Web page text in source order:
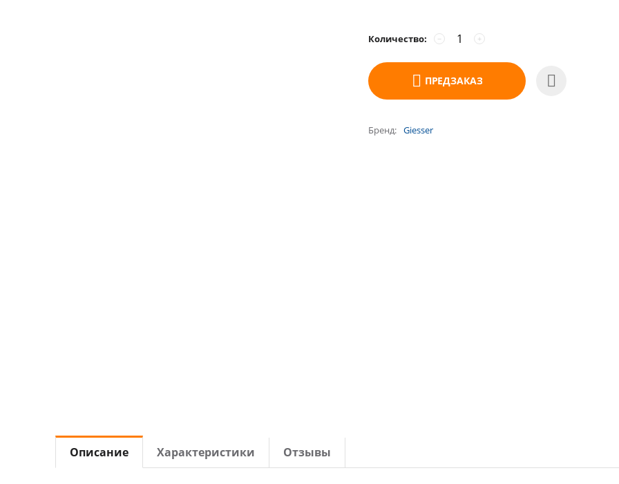
Количество: +
−
ПРЕДЗАКАЗ
Бренд Giesser
Описание Характеристики Отзывы